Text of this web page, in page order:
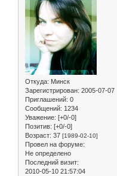
Откуда: Минск
Зарегистрирован: 2005-07-07
Приглашений: 0
Сообщений: 1234
Уважение: [+0/-0]
Позитив: [+0/-0]
Возраст: 37 [1989-02-10]
Провел на форуме:
Не определено
Последний визит:
2010-05-10 21:57:04